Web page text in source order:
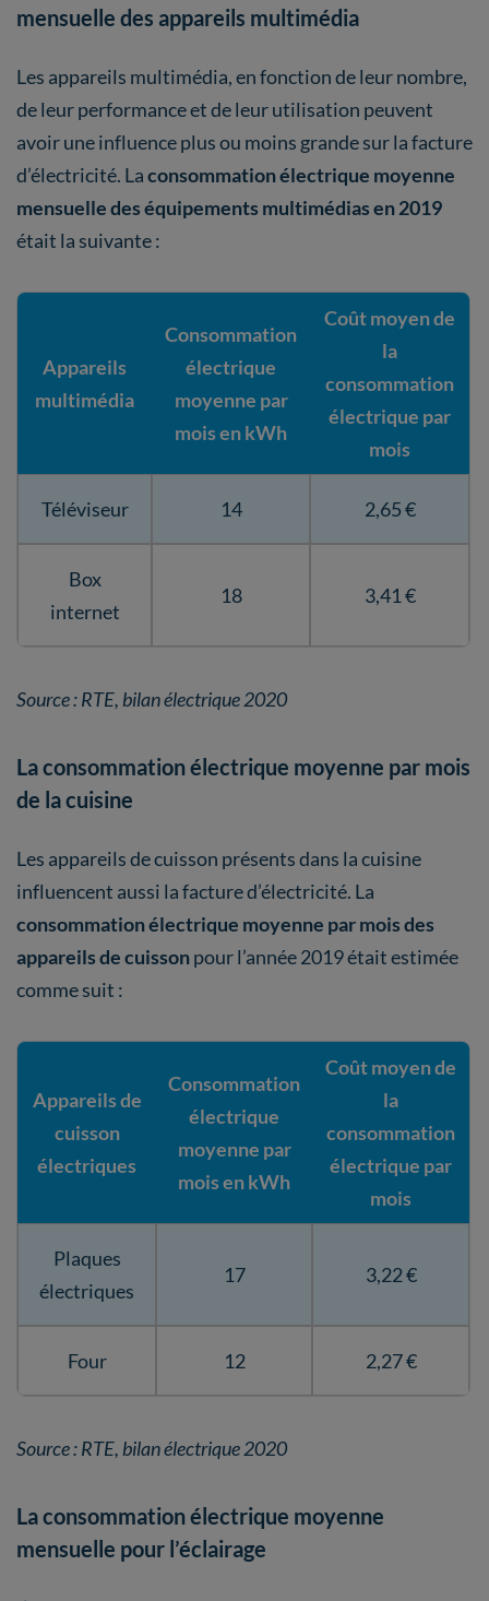
mensuelle des appareils multimédia
Les appareils multimédia, en fonction de leur nombre,
de leur performance et de leur utilisation peuvent
avoir une influence plus ou moins grande sur la facture
d’électricité. Laconsommation électrique moyenne
mensuelle des équipements multimédias en 2019
était la suivante :
Appareils
multimédia
Consommation
électrique
moyenne par
mois en kWh
Coût moyen de
la
consommation
électrique par
mois
Téléviseur 14 2,65 €
Box
internet
18 3,41 €
Source : RTE, bilan électrique 2020
La consommation électrique moyenne par mois
de la cuisine
Les appareils de cuisson présents dans la cuisine
influencent aussi la facture d’électricité. La
consommation électrique moyenne par mois des
appareils de cuissonpour l’année 2019 était estimée
comme suit :
Appareils de
cuisson
électriques
Consommation
électrique
moyenne par
mois en kWh
Coût moyen de
la
consommation
électrique par
mois
Plaques
électriques
17 3,22 €
Four 12 2,27 €
Source : RTE, bilan électrique 2020
La consommation électrique moyenne
mensuelle pour l’éclairage